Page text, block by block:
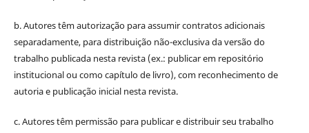
b. Autores têm autorização para assumir contratos adicionais
separadamente, para distribuição não-exclusiva da versão do
trabalho publicada nesta revista (ex.: publicar em repositório
institucional ou como capítulo de livro), com reconhecimento de
autoria e publicação inicial nesta revista.
c. Autores têm permissão para publicar e distribuir seu trabalho